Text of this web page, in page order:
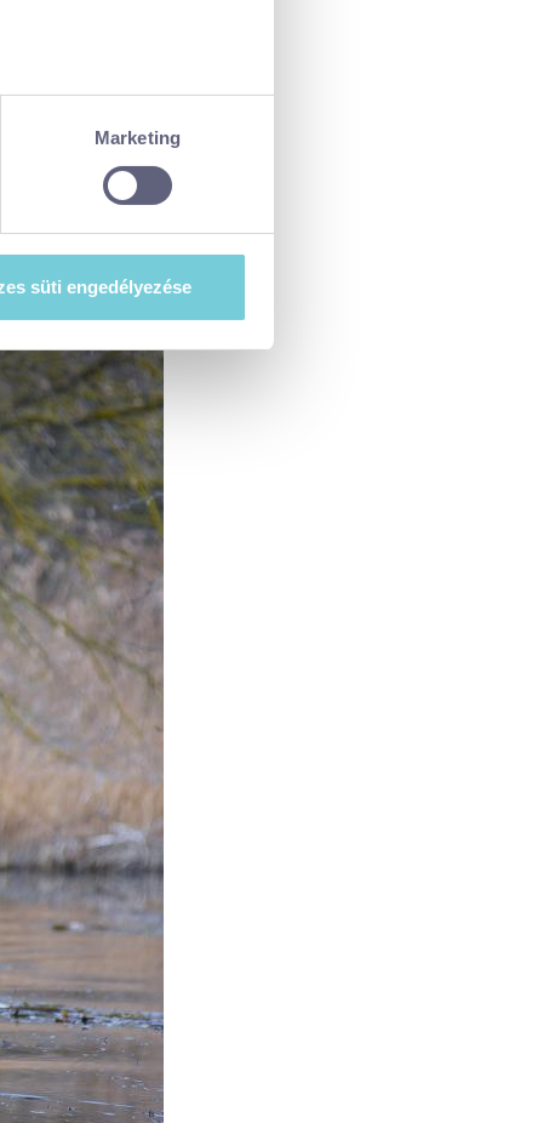
pontban. Bármikor
szeretne e sütik
hozzájárulás
Marketing
süti engedélyezése